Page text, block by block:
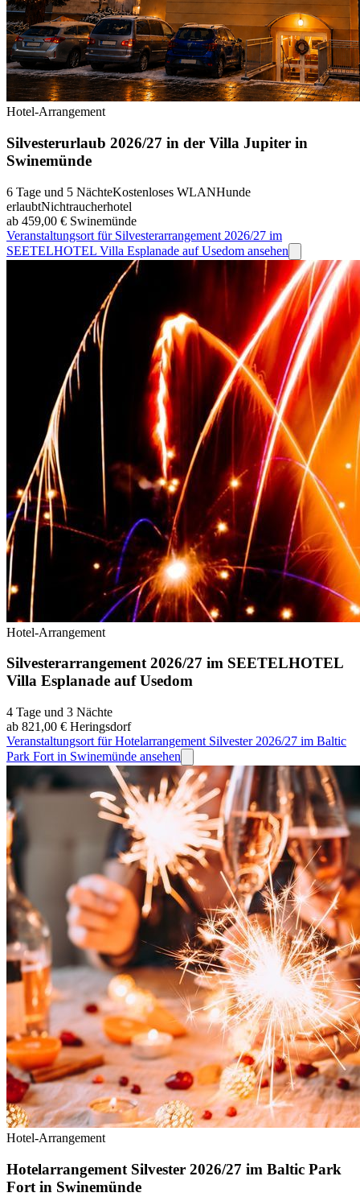
Hotel-Arrangement
Silvesterurlaub 2026/27 in der Villa Jupiter in
Swinemünde
6 Tage und 5 NächteKostenloses WLANHunde
erlaubtNichtraucherhotel
ab 459,00 € Swinemünde
Veranstaltungsort für Silvesterarrangement 2026/27 im
SEETELHOTEL Villa Esplanade auf Usedom ansehen
Hotel-Arrangement
Silvesterarrangement 2026/27 im SEETELHOTEL
Villa Esplanade auf Usedom
4 Tage und 3 Nächte
ab 821,00 € Heringsdorf
Veranstaltungsort für Hotelarrangement Silvester 2026/27 im Baltic
Park Fort in Swinemünde ansehen
Hotel-Arrangement
Hotelarrangement Silvester 2026/27 im Baltic Park
Fort in Swinemünde